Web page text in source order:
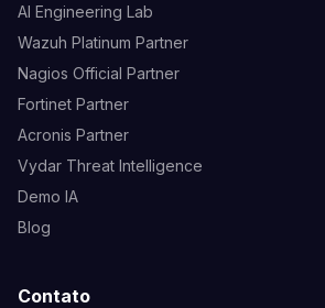
AI Engineering Lab
Wazuh Platinum Partner
Nagios Official Partner
Fortinet Partner
Acronis Partner
Vydar Threat Intelligence
Demo IA
Blog
Contato